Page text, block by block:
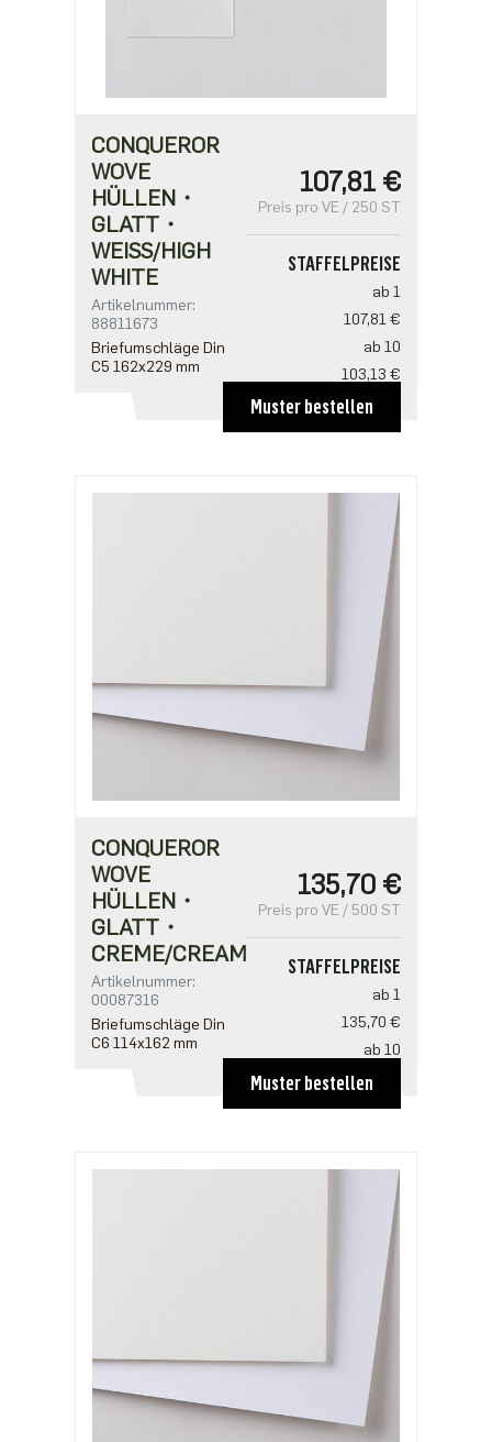
CONQUEROR
WOVE
HÜLLEN・
GLATT・
WEISS/HIGH W
HITE
Artikelnummer:
88811673
Briefumschläge Din
C5 162x229 mm
107,81 €
Preis pro VE / 250 ST
STAFFELPREISE
ab 1
107,81 €
ab 10
103,13 €
ab 20
93,75 €
Muster bestellen
CONQUEROR
WOVE
HÜLLEN・
GLATT・
CREME/CREAM
Artikelnummer:
00087316
Briefumschläge Din
C6 114x162 mm
135,70 €
Preis pro VE / 500 ST
STAFFELPREISE
ab 1
135,70 €
ab 10
129,80 €
ab 20
Muster bestellen